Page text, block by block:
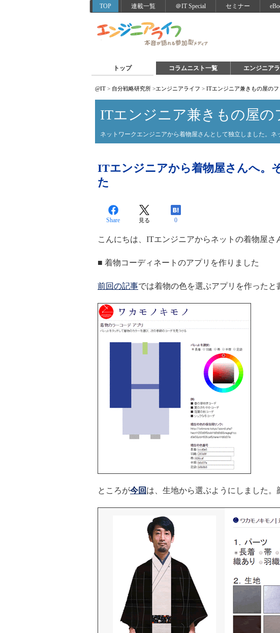
TOP 連載一覧 ＠IT Special セミナー
トップ コラムニスト一覧 エンジニア
@IT > 自分戦略研究所 >エンジニアライフ > ITエンジニア兼きもの屋のフ
ITエンジニア兼きもの屋の
ネットワークエンジニアから着物屋さんとして独立しました。
ITエンジニアから着物屋さんへ。
た
Share 見る 0
こんにちは、ITエンジニアからネットの着物屋さ
■ 着物コーディネートのアプリを作りました
前回の記事では着物の色を選ぶアプリを作ったと
ところが今回 は、生地から選ぶようにしました。